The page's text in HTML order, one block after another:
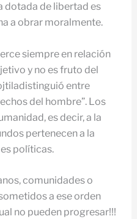
dotada de libertad es
a obrar moralmente.
siempre en relación
y no es fruto del
entre
del hombre”. Los
es decir, a la
pertenecen a la
políticas.
comunidades o
a ese orden
no pueden progresar!!!